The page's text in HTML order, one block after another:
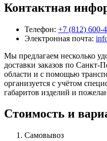
Контактная
Телефон: +7 (812) 600-
Электронная почта:
Мы предлагаем несколько
доставки заказов по Санкт-
области и с помощью
организуется с учётом
габаритов изделий и
Стоимость и
Самовывоз